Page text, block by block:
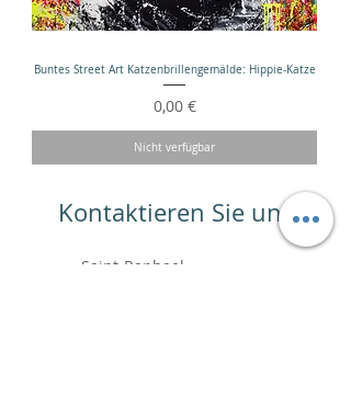
Buntes Street Art Katzenbrillengemälde: Hippie-Katze
Preis
0,00 €
Nicht verfügbar
Kontaktieren Sie uns
Saint-Raphael